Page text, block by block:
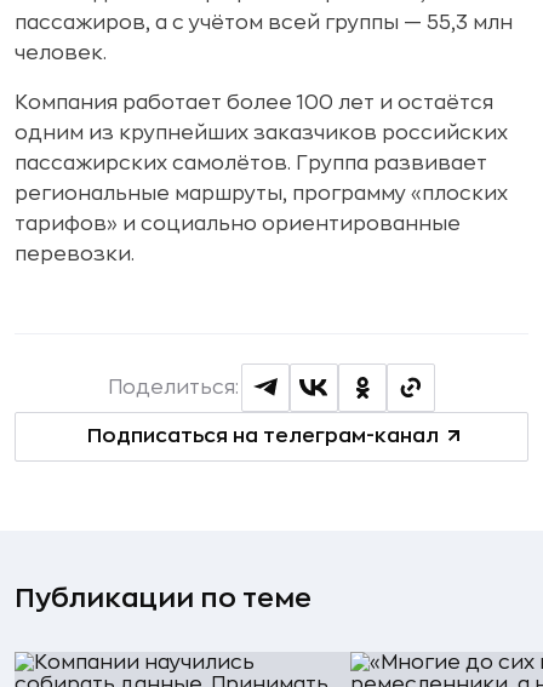
пассажиров, а с учётом всей группы — 55,3 млн
человек.
Компания работает более 100 лет и остаётся
одним из крупнейших заказчиков российских
пассажирских самолётов. Группа развивает
региональные маршруты, программу «плоских
тарифов» и социально ориентированные
перевозки.
Подписаться на телеграм-канал
Поделиться:
Публикации по теме